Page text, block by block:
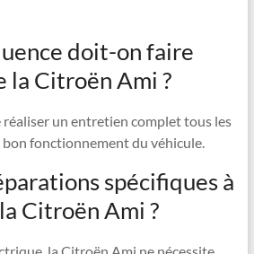
doit-on faire
la Citroën Ami ?
réaliser un entretien complet tous les
fonctionnement du véhicule.
spécifiques à
Citroën Ami ?